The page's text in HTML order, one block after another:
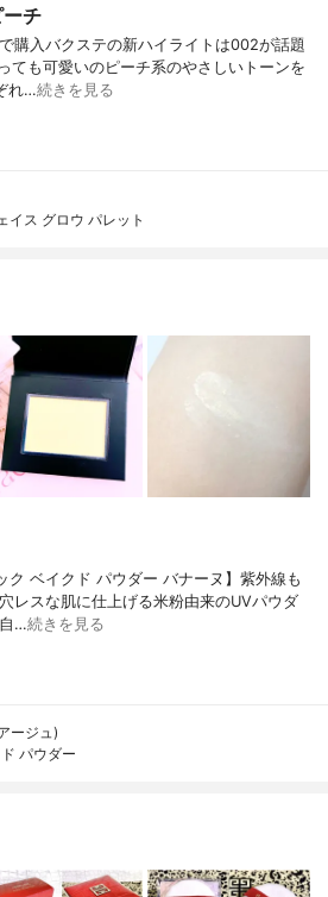
チ
購入バクステの新ハイライトは002が話題
ても可愛いのピーチ系のやさしいトーンを
れ…続きを見る
イス グロウ パレット
ク ベイクド パウダー バナーヌ】紫外線も
レスな肌に仕上げる米粉由来のUVパウダ
…続きを見る
ージュ)
パウダー